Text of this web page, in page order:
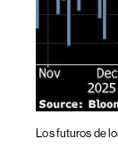
Los futuros de